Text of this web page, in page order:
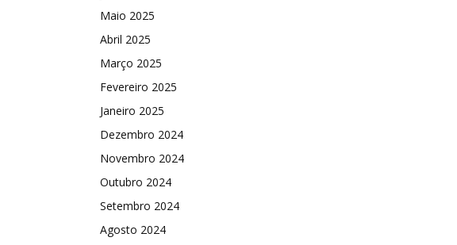
Maio 2025
Abril 2025
Março 2025
Fevereiro 2025
Janeiro 2025
Dezembro 2024
Novembro 2024
Outubro 2024
Setembro 2024
Agosto 2024